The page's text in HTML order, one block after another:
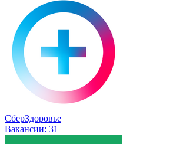
СберЗдоровье
Вакансии: 31